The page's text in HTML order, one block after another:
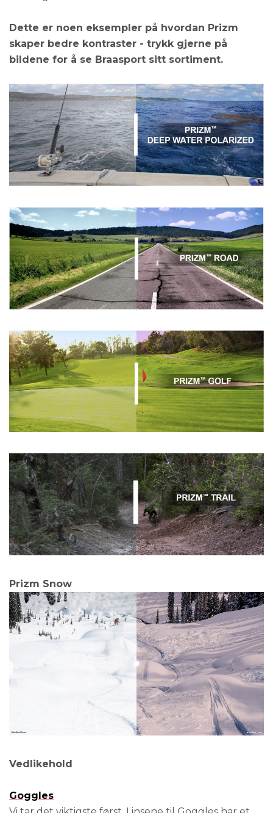
Dette er noen eksempler på hvordan Prizm
skaper bedre kontraster - trykk gjerne på
bildene for å se Braasport sitt sortiment.
Prizm Snow
Vedlikehold
Goggles